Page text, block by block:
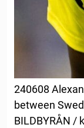
240608
between
BILDBYRÅN /